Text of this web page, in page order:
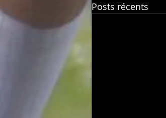
Posts récents